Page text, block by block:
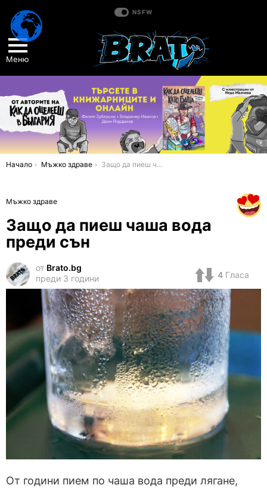
NSFW
Меню
You are here:
Начало Мъжко здраве Защо да пиеш чаша вода преди сън
Мъжко здраве
Защо да пиеш чаша вода
преди сън
от Brato.bg
преди 3 години
4 Гласа
От години пием по чаша вода преди лягане,